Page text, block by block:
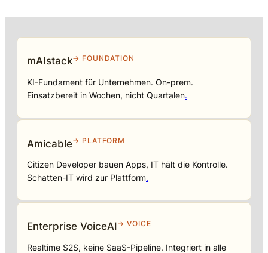
mAIstack→ FOUNDATION
KI-Fundament für Unternehmen. On-prem.
Einsatzbereit in Wochen, nicht Quartalen.
Amicable→ PLATFORM
Citizen Developer bauen Apps, IT hält die Kontrolle.
Schatten-IT wird zur Plattform.
Enterprise VoiceAI→ VOICE
Realtime S2S, keine SaaS-Pipeline. Integriert in alle